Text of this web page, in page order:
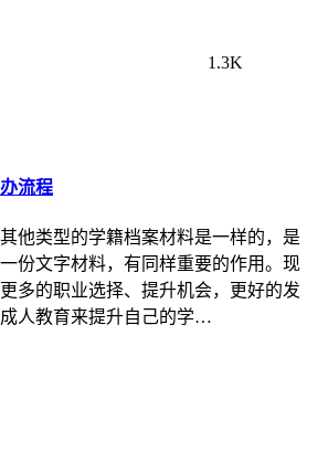
1.3K
流程
他类型的学籍档案材料是一样的，是
份文字材料，有同样重要的作用。现
多的职业选择、提升机会，更好的发
人教育来提升自己的学…